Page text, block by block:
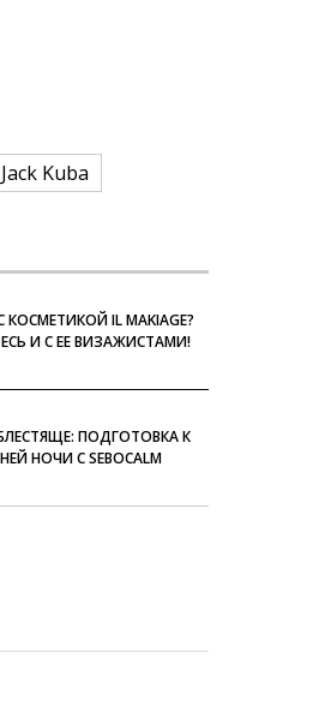
Jack Kuba
IL MAKIAGE?
И С ЕЕ ВИЗАЖИСТАМИ!
ПОДГОТОВКА К
НОЧИ С SEBOCALM